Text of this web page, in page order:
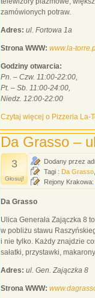
zamówionych potraw.
Adres: ul. Fortowa 1a
Strona WWW: www.la-
Godziny otwarcia:
Pn. – Czw. 11:00-22:00,
Pt. – Sb. 11:00-24:00,
Niedz. 12:00-22:00
Czytaj więcej o Pizzeria La-
Da Grasso –
3
Głosuj!
Dodany przez
Tagi : Da Grasso
Rejony Krakowa:
Da Grasso
Ulica Generała Zajączka 8
w pobliżu stawu
i nie tylko. Każdy znajdzie
sałatki, przystawki,
Adres: ul. Gen. Zajączka 8
Strona WWW: